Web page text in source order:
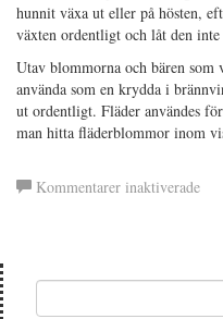
hunnit växa ut eller på hösten,
växten ordentligt och låt den
Utav blommorna och bären som
använda som en krydda i
ut ordentligt. Fläder användes
man hitta fläderblommor inom
Kommentarer inaktiveradeför